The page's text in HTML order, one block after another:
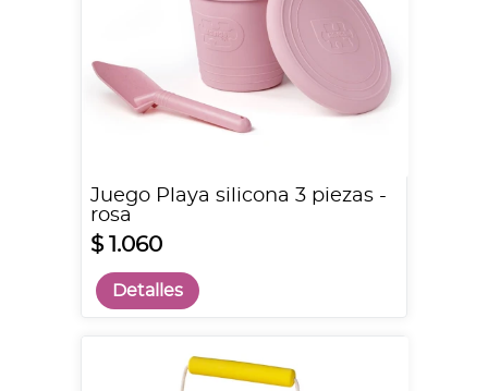
Juego Playa silicona 3 piezas -
rosa
$ 1.060
Detalles